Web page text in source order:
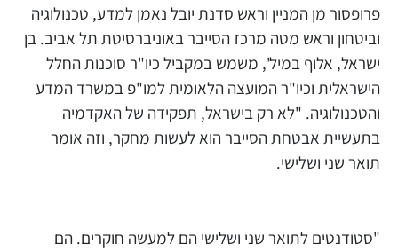
פרופסור מן המניין וראש סדנת יובל נאמן למדע, טכנולוגיה
וביטחון וראש מטה מרכז הסייבר באוניברסיטת תל אביב. בן
ישראל, אלוף במיל', משמש במקביל כיו"ר סוכנות החלל
הישראלית וכיו"ר המועצה הלאומית למו"פ במשרד המדע
והטכנולוגיה. "לא רק בישראל, תפקידה של האקדמיה
בתעשיית אבטחת הסייבר הוא לעשות מחקר, וזה אומר
תואר שני ושלישי.
"סטודנטים לתואר שני ושלישי הם למעשה חוקרים. הם